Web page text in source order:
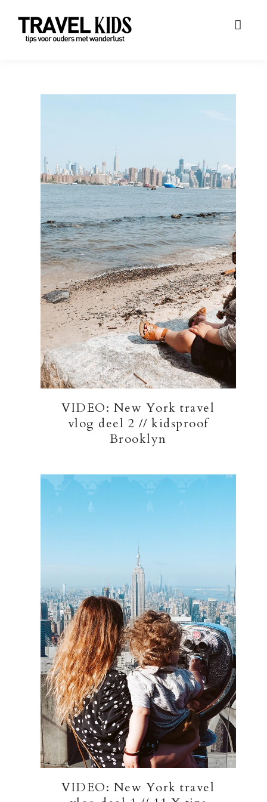
VIDEO: New York travel
vlog deel 2 // kidsproof
Brooklyn
VIDEO: New York travel